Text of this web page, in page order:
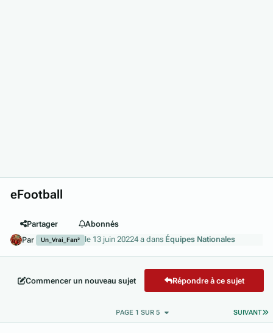
eFootball
Partager
Abonnés
Par
Un_Vrai_Fan² le 13 juin 20224 a dans Équipes Nationales
Commencer un nouveau sujet Répondre à ce sujet
SUIVANT
PAGE 1 SUR 5